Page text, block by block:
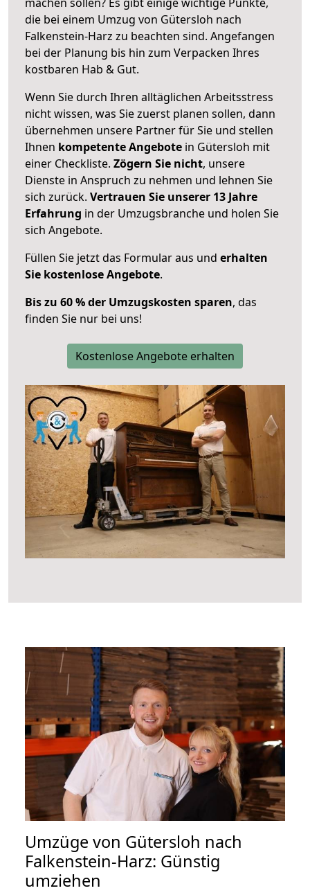
die bei einem Umzug von Gütersloh nach
Falkenstein-Harz zu beachten sind. Angefangen
bei der Planung bis hin zum Verpacken Ihres
kostbaren Hab & Gut.
Wenn Sie durch Ihren alltäglichen Arbeitsstress
nicht wissen, was Sie zuerst planen sollen, dann
übernehmen unsere Partner für Sie und stellen
Ihnen kompetente Angebote in Gütersloh mit
einer Checkliste. Zögern Sie nicht, unsere
Dienste in Anspruch zu nehmen und lehnen Sie
sich zurück. Vertrauen Sie unserer 13 Jahre
Erfahrung in der Umzugsbranche und holen Sie
sich Angebote.
Füllen Sie jetzt das Formular aus und erhalten
Sie kostenlose Angebote.
Bis zu 60 % der Umzugskosten sparen, das
finden Sie nur bei uns!
Kostenlose Angebote erhalten
Umzüge von Gütersloh nach
Falkenstein-Harz: Günstig
umziehen